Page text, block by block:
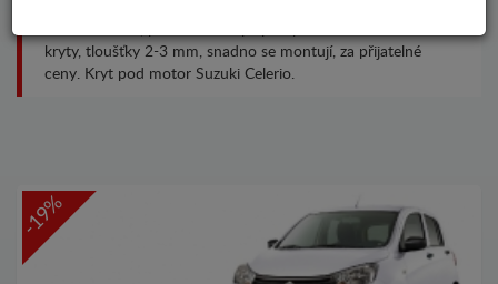
kryty, tloušťky 2-3 mm, snadno se montují, za přijatelné
ceny. Kryt pod motor Suzuki Celerio.
-19%